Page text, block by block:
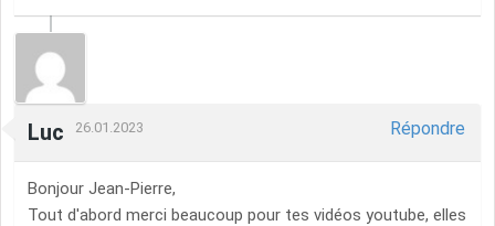
Luc 26.01.2023 Répondre
Bonjour Jean-Pierre,
Tout d'abord merci beaucoup pour tes vidéos youtube, elles